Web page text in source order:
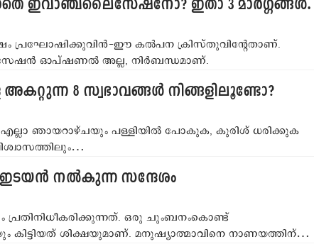
ഇവാഞ്ചലൈസേഷനോ? ഇതാ 3 മാര്‍ഗ്ഗങ്ങള്‍.
പ്രഘോഷിക്കുവിന്‍-ഈ കല്‍പന ക്രിസ്തുവിന്റേതാണ്.
ഓപ്ഷണല്‍ അല്ല, നിര്‍ബന്ധമാണ്.
8 സ്വഭാവങ്ങള്‍ നിങ്ങളിലൂണ്ടോ?
ഞായറാഴ്ചയും പള്ളിയില്‍ പോകുക, കുരിശ് ധരിക്കുക
ഇടയന്‍ നല്‍കുന്ന സന്ദേശം
ഒരു ചുംബനംകൊണ്ട്
കിട്ടിയത് ശിക്ഷയുമാണ്. മനുഷ്യാത്മാവിനെ നാണയത്തിന്…